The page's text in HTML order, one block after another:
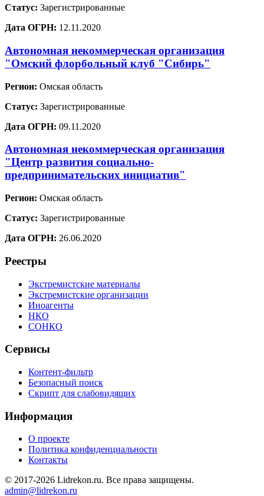
Статус: Зарегистрированные
Дата ОГРН: 12.11.2020
Автономная некоммерческая организация
"Омский флорбольный клуб "Сибирь"
Регион: Омская область
Статус: Зарегистрированные
Дата ОГРН: 09.11.2020
Автономная некоммерческая организация
"Центр развития социально-
предпринимательских инициатив"
Регион: Омская область
Статус: Зарегистрированные
Дата ОГРН: 26.06.2020
Реестры
Экстремистские материалы
Экстремистские организации
Иноагенты
НКО
СОНКО
Сервисы
Контент-фильтр
Безопасный поиск
Скрипт для слабовидящих
Информация
О проекте
Политика конфиденциальности
Контакты
© 2017-2026 Lidrekon.ru. Все права защищены.
admin@lidrekon.ru